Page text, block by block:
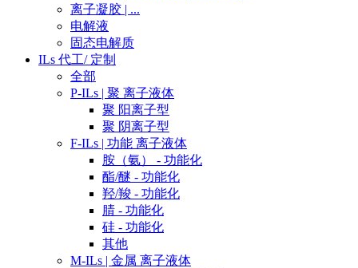
离子凝胶 | ...
电解液
固态电解质
ILs 代工/ 定制
全部
P-ILs | 聚 离子液体
聚 阳离子型
聚 阴离子型
F-ILs | 功能 离子液体
胺（氨） - 功能化
酯/醚 - 功能化
羟/羧 - 功能化
腈 - 功能化
硅 - 功能化
其他
M-ILs | 金属 离子液体